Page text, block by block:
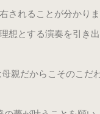
されることが分かりま
想とする演奏を引き
親だからこそのこだ